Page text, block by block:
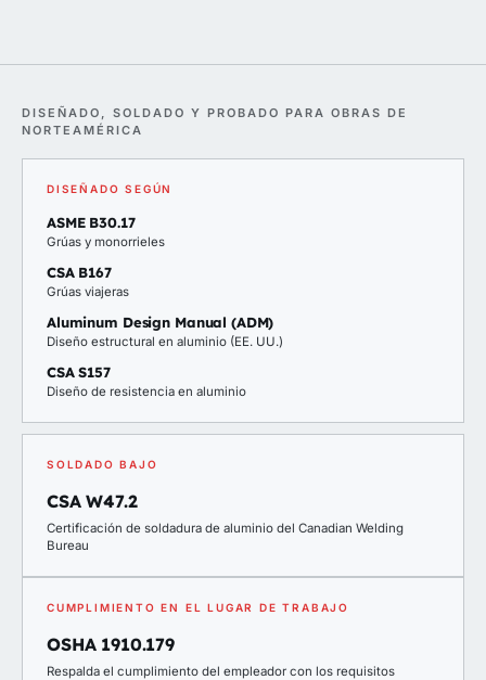
DISEÑADO, SOLDADO Y PROBADO PARA OBRAS DE
NORTEAMÉRICA
DISEÑADO SEGÚN
ASME B30.17
Grúas y monorrieles
CSA B167
Grúas viajeras
Aluminum Design Manual (ADM)
Diseño estructural en aluminio (EE. UU.)
CSA S157
Diseño de resistencia en aluminio
SOLDADO BAJO
CSA W47.2
Certificación de soldadura de aluminio del Canadian Welding
Bureau
CUMPLIMIENTO EN EL LUGAR DE TRABAJO
OSHA 1910.179
Respalda el cumplimiento del empleador con los requisitos